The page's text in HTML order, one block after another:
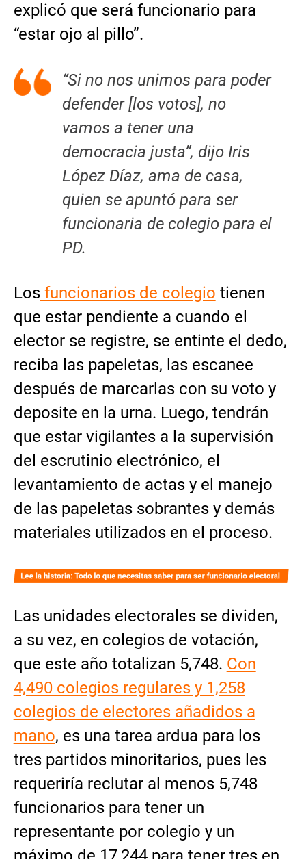
explicó que será funcionario para
“estar ojo al pillo”.
“Si no nos unimos para poder
defender [los votos], no
vamos a tener una
democracia justa”, dijo Iris
López Díaz, ama de casa,
quien se apuntó para ser
funcionaria de colegio para el
PD.
Losfuncionarios de colegio tienen
que estar pendiente a cuando el
elector se registre, se entinte el dedo,
reciba las papeletas, las escanee
después de marcarlas con su voto y
deposite en la urna. Luego, tendrán
que estar vigilantes a la supervisión
del escrutinio electrónico, el
levantamiento de actas y el manejo
de las papeletas sobrantes y demás
materiales utilizados en el proceso.
Las unidades electorales se dividen,
a su vez, en colegios de votación,
que este año totalizan 5,748. Con
4,490 colegios regulares y 1,258
colegios de electores añadidos a
mano, es una tarea ardua para los
tres partidos minoritarios, pues les
requeriría reclutar al menos 5,748
funcionarios para tener un
representante por colegio y un